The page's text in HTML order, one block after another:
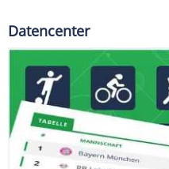
Datencenter